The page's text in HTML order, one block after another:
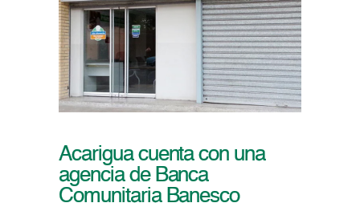
Acarigua cuenta con una
agencia de Banca
Comunitaria Banesco